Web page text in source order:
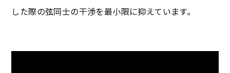
した際の弦同士の干渉を最小限に抑えています。